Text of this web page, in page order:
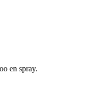
en spray.